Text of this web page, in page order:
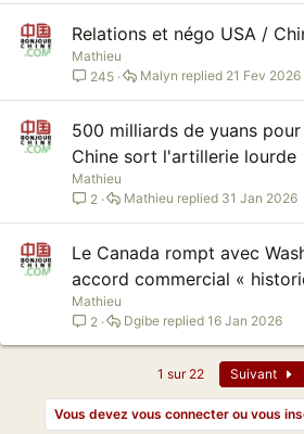
Relations et négo USA /
Mathieu
245
21 Fev 2026
Malyn
500 milliards de yuans
Chine sort l'artillerie lourde
Mathieu
2
31 Jan 2026
Mathieu
Le Canada rompt avec
accord commercial «
Mathieu
2
16 Jan 2026
Dgibe
1 sur 22 Suivant
Vous devez vous connecter ou vous